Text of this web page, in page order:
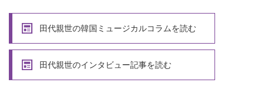
田代親世の韓国ミュージカルコラムを読む
田代親世のインタビュー記事を読む